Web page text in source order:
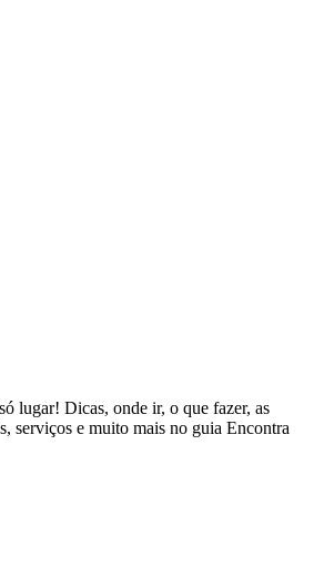
lugar! Dicas, onde ir, o que fazer, as
serviços e muito mais no guia Encontra